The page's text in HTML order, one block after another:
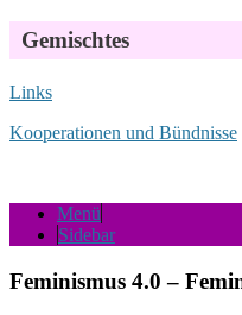
Gemischtes
Links
Kooperationen und Bündnisse
Menü
Sidebar
Feminismus 4.0 –